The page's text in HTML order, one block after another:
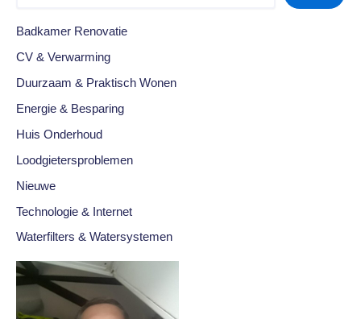
Badkamer Renovatie
CV & Verwarming
Duurzaam & Praktisch Wonen
Energie & Besparing
Huis Onderhoud
Loodgietersproblemen
Nieuwe
Technologie & Internet
Waterfilters & Watersystemen